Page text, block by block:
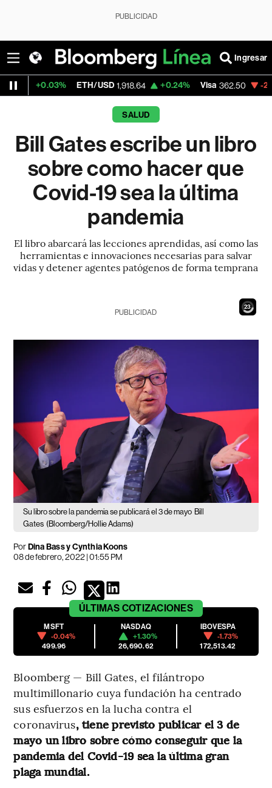
PUBLICIDAD
Ingresar
ETH/USD 1,918.64 +0.24% Visa 362.50 -2.15%
SALUD
Bill Gates escribe un libro
sobre como hacer que
Covid-19 sea la última
pandemia
El libro abarcará las lecciones aprendidas, así como las
herramientas e innovaciones necesarias para salvar
vidas y detener agentes patógenos de forma temprana
22
PUBLICIDAD
Su libro sobre la pandemia se publicará el 3 de mayo Bill
Gates (Bloomberg/Hollie Adams)
PorDina Bass y Cynthia Koons
08 de febrero, 2022 | 01:55 PM
ÚLTIMAS COTIZACIONES
MSFT
-0.04%
499.96
NASDAQ
+1.30%
26,690.62
IBOVESPA
-1.73%
172,513.42
Bloomberg — Bill Gates, el filántropo
multimillonario cuya fundación ha centrado
sus esfuerzos en la lucha contra el
coronavirus, tiene previsto publicar el 3 de
mayo un libro sobre cómo conseguir que la
pandemia del Covid-19 sea la última gran
plaga mundial.